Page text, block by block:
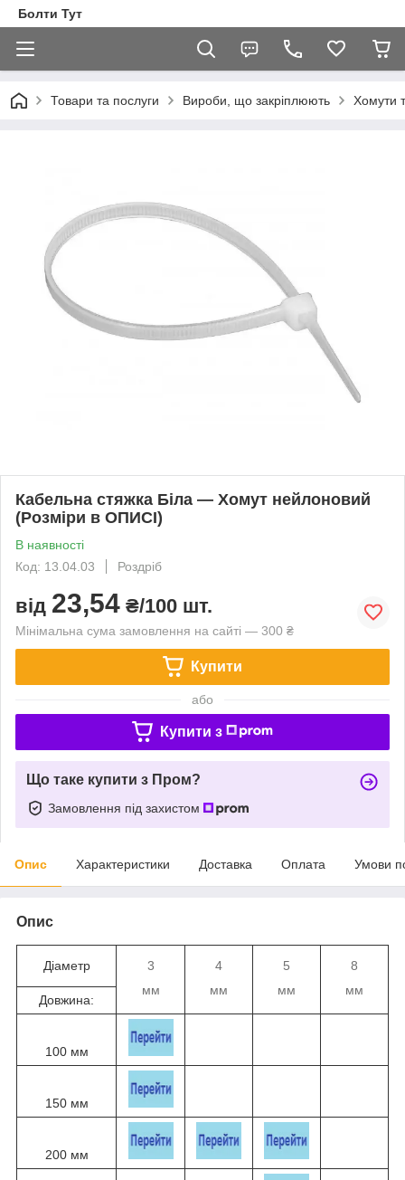
Болти Тут
Товари та послуги Вироби, що закріплюють Хомути
Кабельна стяжка Біла — Хомут нейлоновий
(Розміри в ОПИСІ)
В наявності
Код: 13.04.03
Роздріб
від 23,54 ₴/100 шт.
Мінімальна сума замовлення на сайті — 300 ₴
Купити
або
Купити з
Що таке купити з Пром?
Замовлення під захистом
Опис Характеристики Доставка Оплата Умови
Опис
Діаметр
3
мм
4
мм
5
мм
8
мм
Довжина:
100 мм
150 мм
200 мм